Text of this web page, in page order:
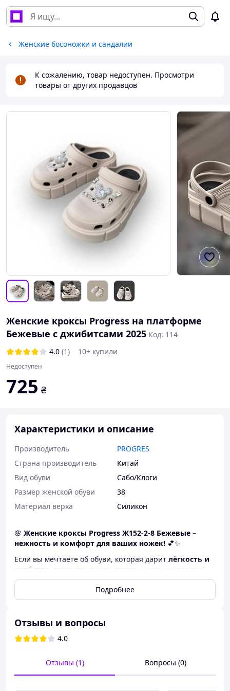
Женские босоножки и сандалии
К сожалению, товар недоступен. Просмотри
товары от других продавцов
Женские кроксы Progress на платформе
Бежевые с джибитсами 2025 Код: 114
4.0 (1) 10+ купили
Недоступен
725 ₴
Характеристики и описание
Производитель
PROGRES
Страна производитель
Китай
Вид обуви
Сабо/Клоги
Размер женской обуви
38
Материал верха
Силикон
🌸 Женские кроксы Progress Ж152-2-8 Бежевые –
нежность и комфорт для ваших ножек! 💕✨
Если вы мечтаете об обуви, которая дарит лёгкость и
удобство
, тогда эти кроксы созданы именно для вас!
💛
💖
Основные характеристики:
🦶Материал подошвы:лёгкая и гибкая пена ☁️
📏Высота платформы:
Размеры:36-40 👠
🏡Производитель:Украина 🇺🇦
Подробнее
Отзывы и вопросы
4.0
Отзывы (1) Вопросы (0)